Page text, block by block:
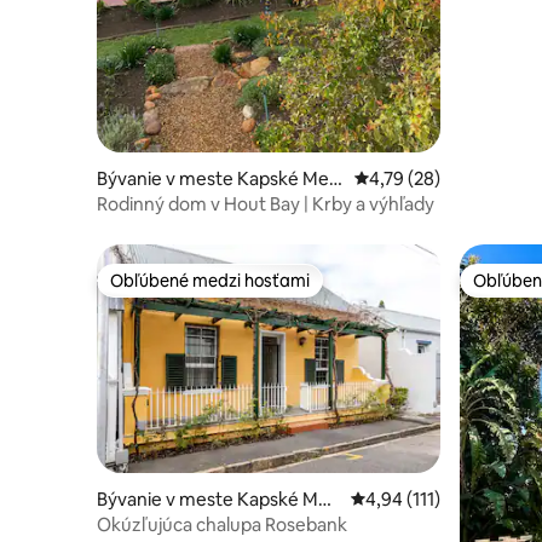
Upratovanie a práčovňa sú k dispozícii po
dohode Táto oblasť je najviac centrálna
pre celé Kapské Mesto a nachádza sa
uprostred veľmi moderných a
historických miest. Štvrť je domovom
veľkého počtu reštaurácií, kaviarní a
obchodov.
Bývanie v meste Kapské Mest
o
Priemerné
4,79 (28)
Rodinný dom v Hout Bay | Krby a výhľady
Obľúbené medzi hosťami
Obľúbené medzi hosťami
Bývanie v meste Kapské Mes
to
Priemerné
4,94 (111)
Okúzľujúca chalupa Rosebank